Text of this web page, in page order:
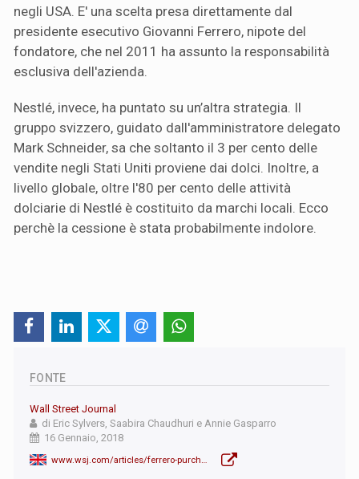
negli USA. E' una scelta presa direttamente dal
presidente esecutivo Giovanni Ferrero, nipote del
fondatore, che nel 2011 ha assunto la responsabilità
esclusiva dell'azienda.
Nestlé, invece, ha puntato su un’altra strategia. Il
gruppo svizzero, guidato dall'amministratore delegato
Mark Schneider, sa che soltanto il 3 per cento delle
vendite negli Stati Uniti proviene dai dolci. Inoltre, a
livello globale, oltre l'80 per cento delle attività
dolciarie di Nestlé è costituito da marchi locali. Ecco
perchè la cessione è stata probabilmente indolore.
FONTE
Wall Street Journal
di Eric Sylvers, Saabira Chaudhuri e Annie Gasparro
16 Gennaio, 2018